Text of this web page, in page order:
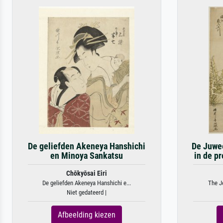
De geliefden Akeneya Hanshichi
en Minoya Sankatsu
Chōkyōsai Eiri
De geliefden Akeneya Hanshichi e...
Niet gedateerd |
Afbeelding kiezen
De
in de
The